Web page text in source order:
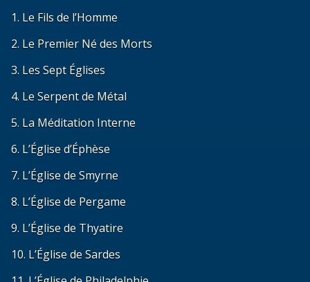
1. Le Fils de l’Homme
2. Le Premier Né des Morts
3. Les Sept Églises
4. Le Serpent de Métal
5. La Méditation Interne
6. L’Église d’Éphèse
7. L’Église de Smyrne
8. L’Église de Pergame
9. L’Église de Thyatire
10. L’Église de Sardes